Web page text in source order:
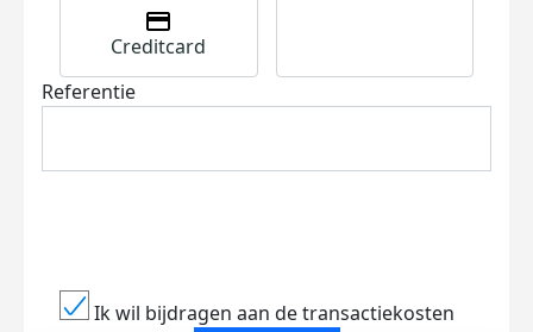
Creditcard
Referentie
Ik wil bijdragen aan de transactiekosten